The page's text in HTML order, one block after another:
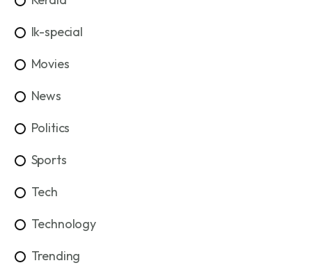
lk-special
Movies
News
Politics
Sports
Tech
Technology
Trending